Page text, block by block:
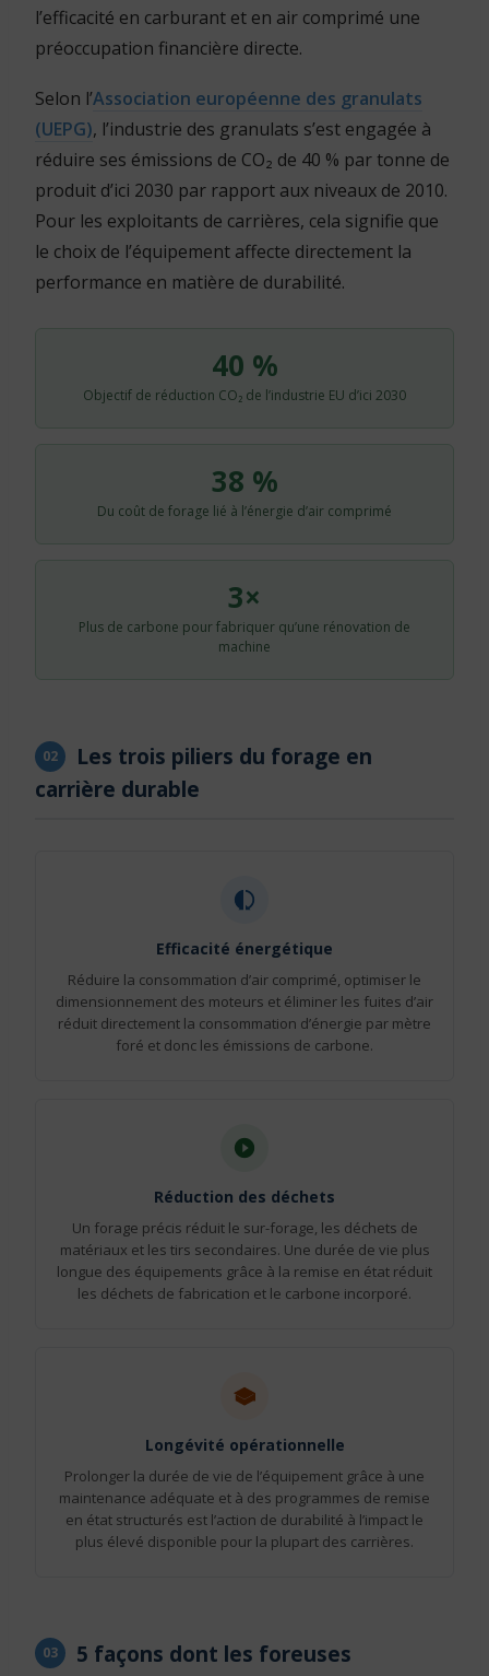
l’efficacité en carburant et en air comprimé une
préoccupation financière directe.
Selon l’Association européenne des granulats
(UEPG), l’industrie des granulats s’est engagée à
réduire ses émissions de CO₂ de 40 % par tonne de
produit d’ici 2030 par rapport aux niveaux de 2010.
Pour les exploitants de carrières, cela signifie que
le choix de l’équipement affecte directement la
performance en matière de durabilité.
40 %
Objectif de réduction CO₂ de l’industrie EU d’ici 2030
38 %
Du coût de forage lié à l’énergie d’air comprimé
3×
Plus de carbone pour fabriquer qu’une rénovation de
machine
02
Les trois piliers du forage en
carrière durable
Efficacité énergétique
Réduire la consommation d’air comprimé, optimiser le
dimensionnement des moteurs et éliminer les fuites d’air
réduit directement la consommation d’énergie par mètre
foré et donc les émissions de carbone.
Réduction des déchets
Un forage précis réduit le sur-forage, les déchets de
matériaux et les tirs secondaires. Une durée de vie plus
longue des équipements grâce à la remise en état réduit
les déchets de fabrication et le carbone incorporé.
Longévité opérationnelle
Prolonger la durée de vie de l’équipement grâce à une
maintenance adéquate et à des programmes de remise
en état structurés est l’action de durabilité à l’impact le
plus élevé disponible pour la plupart des carrières.
03
5 façons dont les foreuses